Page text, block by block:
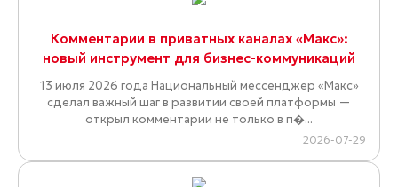
Комментарии в приватных каналах «Макс»:
новый инструмент для бизнес-коммуникаций
13 июля 2026 года Национальный мессенджер «Макс»
сделал важный шаг в развитии своей платформы —
открыл комментарии не только в п�...
2026-07-29